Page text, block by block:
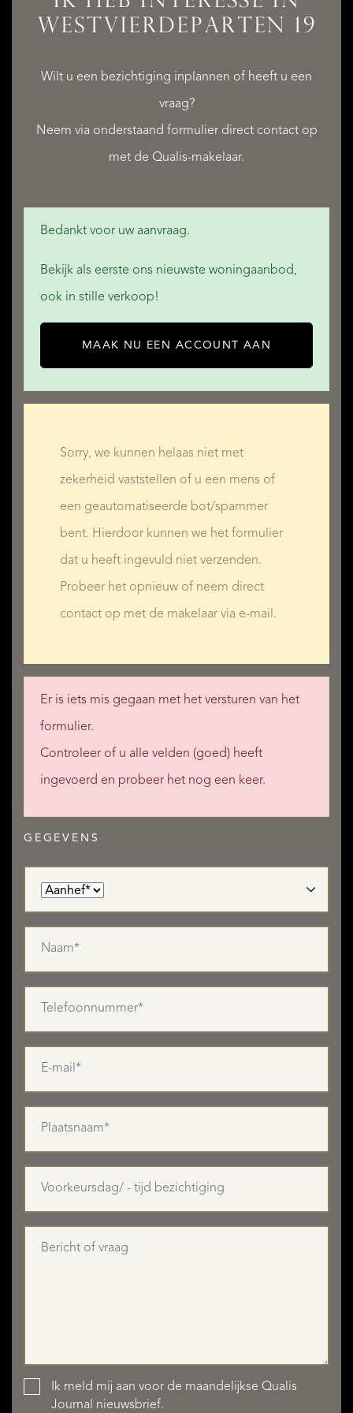
AFMETINGEN 27 m², 553×480
VOORZIENINGEN Met elektrische deur,
Voorzien van elektra
• Dakraam
• Mechanische ventilatie
MEER LEZEN
MINDER LEZEN
WESTVIERDEPARTEN 19
Wilt u een bezichtiging inplannen of heeft u een
vraag?
Neem via onderstaand formulier direct contact op
met de Qualis-makelaar.
Bedankt voor uw aanvraag.
Bekijk als eerste ons nieuwste woningaanbod,
ook in stille verkoop!
MAAK NU EEN ACCOUNT AAN
Sorry, we kunnen helaas niet met
zekerheid vaststellen of u een mens of
een geautomatiseerde bot/spammer
bent. Hierdoor kunnen we het formulier
dat u heeft ingevuld niet verzenden.
Probeer het opnieuw of neem direct
contact op met de makelaar via e-mail.
Er is iets mis gegaan met het versturen van het
formulier.
Controleer of u alle velden (goed) heeft
ingevoerd en probeer het nog een keer.
GEGEVENS
Ik meld mij aan voor de maandelijkse Qualis
Journal nieuwsbrief.